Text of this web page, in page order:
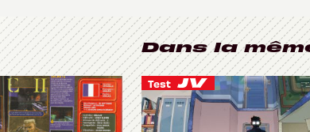
Dans la
Test